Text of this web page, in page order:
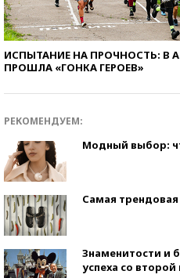
ИСПЫТАНИЕ НА ПРОЧНОСТЬ: В
ПРОШЛА «ГОНКА ГЕРОЕВ»
РЕКОМЕНДУЕМ:
Модный выбор:
Самая трендовая
Знаменитости и
успеха со